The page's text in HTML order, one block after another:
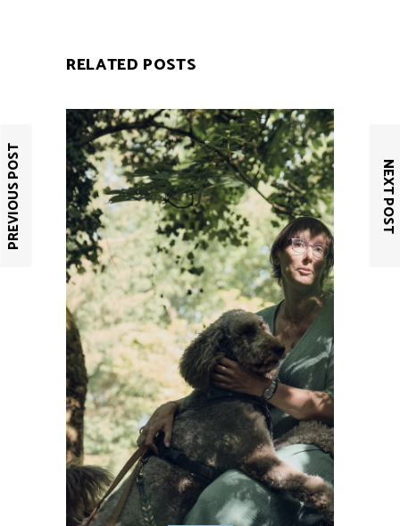
PREVIOUS POST NEXT POST
RELATED POSTS